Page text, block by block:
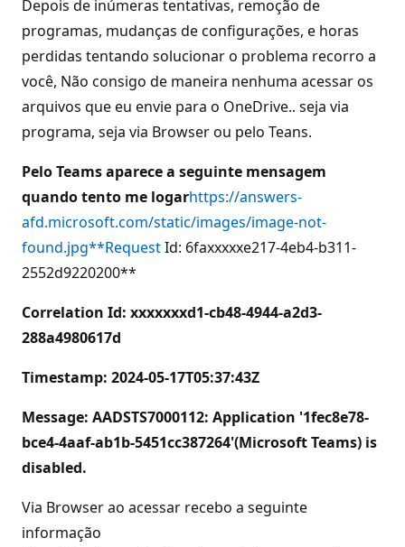
Depois de inúmeras tentativas, remoção de
programas, mudanças de configurações, e horas
perdidas tentando solucionar o problema recorro a
você, Não consigo de maneira nenhuma acessar os
arquivos que eu envie para o OneDrive.. seja via
programa, seja via Browser ou pelo Teans.
Pelo Teams aparece a seguinte mensagem
quando tento me logarhttps://answers-
afd.microsoft.com/static/images/image-not-
found.jpg**RequestId: 6faxxxxxe217-4eb4-b311-
2552d9220200**
Correlation Id: xxxxxxxd1-cb48-4944-a2d3-
288a4980617d
Timestamp: 2024-05-17T05:37:43Z
Message: AADSTS7000112: Application '1fec8e78-
bce4-4aaf-ab1b-5451cc387264'(Microsoft Teams) is
disabled.
Via Browser ao acessar recebo a seguinte
informação